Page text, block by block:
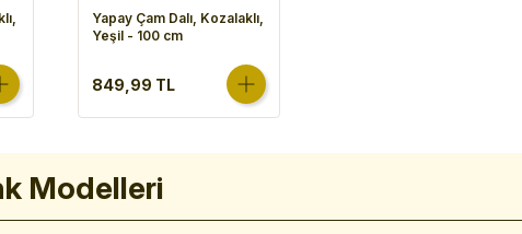
Yapay Çam Dalı, Kozalaklı,
Yeşil - 100 cm
849,99 TL
Modelleri